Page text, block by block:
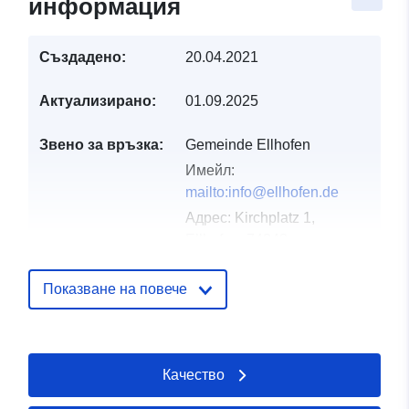
информация
Създадено: 20.04.2021
Актуализирано: 01.09.2025
Звено за връзка:
Gemeinde Ellhofen
Имейл:
mailto:info@ellhofen.de
Адрес: Kirchplatz 1,
URL адрес:
http://www.ellhofen.de
Каталожен
Добавено към data.europa.eu:
February 2026
Актуализирана на
Показване на повече
Качество